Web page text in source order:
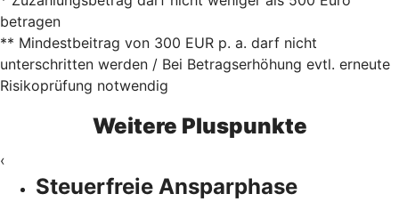
betragen
** Mindestbeitrag von 300 EUR p. a. darf nicht
unterschritten werden / Bei Betragserhöhung evtl. erneute
Risikoprüfung notwendig
Weitere Pluspunkte
‹
Steuerfreie Ansparphase